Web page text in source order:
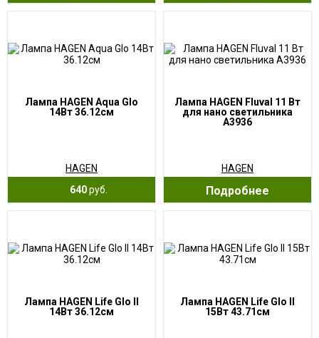
Лампа HAGEN Aqua Glo
14Вт 36.12см
HAGEN
640руб.
Лампа HAGEN Fluval 11 Вт
для нано светильника
А3936
HAGEN
Подробнее
Лампа HAGEN Life Glo II
14Вт 36.12см
Лампа HAGEN Life Glo II
15Вт 43.71см